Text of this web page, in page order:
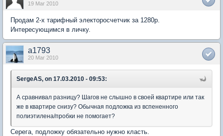
19 Mar 2010
Продам 2-х тарифный электоросчетчик за 1280р.
Интересующимся в личку.
a1793
20 Mar 2010
SergeAS, on 17.03.2010 - 09:53:
А сравнивал разницу? Шагов не слышно в своей квартире или так
же в квартире снизу? Обычная подложка из вспененного
полиэтилена/пробки не помогает?
Серега, подложку обязательно нужно класть.